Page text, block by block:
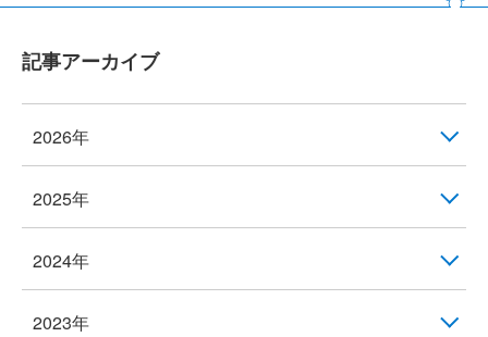
記事アーカイブ
2026年
2025年
2024年
2023年